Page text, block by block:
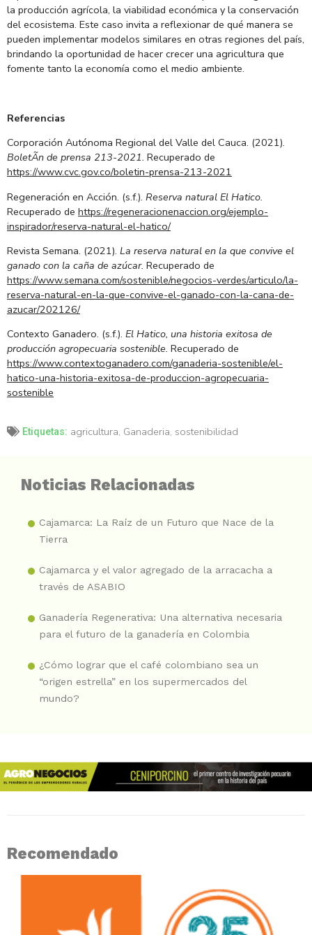
la producción agrícola, la viabilidad económica y la conservación
del ecosistema. Este caso invita a reflexionar de qué manera se
pueden implementar modelos similares en otras regiones del país,
brindando la oportunidad de hacer crecer una agricultura que
fomente tanto la economía como el medio ambiente.
Referencias
Corporación Autónoma Regional del Valle del Cauca. (2021).
BoletÃ­n de prensa 213-2021. Recuperado de
https://www.cvc.gov.co/boletin-prensa-213-2021
Regeneración en Acción. (s.f.). Reserva natural El Hatico.
Recuperado de https://regeneracionenaccion.org/ejemplo-
inspirador/reserva-natural-el-hatico/
Revista Semana. (2021). La reserva natural en la que convive el
ganado con la caña de azúcar. Recuperado de
https://www.semana.com/sostenible/negocios-verdes/articulo/la-
reserva-natural-en-la-que-convive-el-ganado-con-la-cana-de-
azucar/202126/
Contexto Ganadero. (s.f.). El Hatico, una historia exitosa de
producción agropecuaria sostenible. Recuperado de
https://www.contextoganadero.com/ganaderia-sostenible/el-
hatico-una-historia-exitosa-de-produccion-agropecuaria-
sostenible
Etiquetas: agricultura, Ganaderia, sostenibilidad
Noticias Relacionadas
Cajamarca: La Raíz de un Futuro que Nace de la
Tierra
Cajamarca y el valor agregado de la arracacha a
través de ASABIO
Ganadería Regenerativa: Una alternativa necesaria
para el futuro de la ganadería en Colombia
¿Cómo lograr que el café colombiano sea un
“origen estrella” en los supermercados del
mundo?
Recomendado